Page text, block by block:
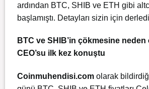
ardından BTC, SHIB ve ETH gibi
başlamıştı. Detayları sizin için
BTC ve SHIB’in çökmesine neden
CEO’su ilk kez konuştu
Coinmuhendisi.com olarak